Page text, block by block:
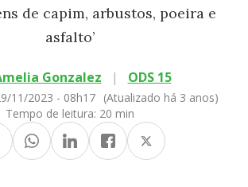
de capim, arbustos, poeira e
asfalto’
Gonzalez | ODS 15
11/2023 - 08h17 (Atualizado há 3 anos)
Tempo de leitura: 20 min